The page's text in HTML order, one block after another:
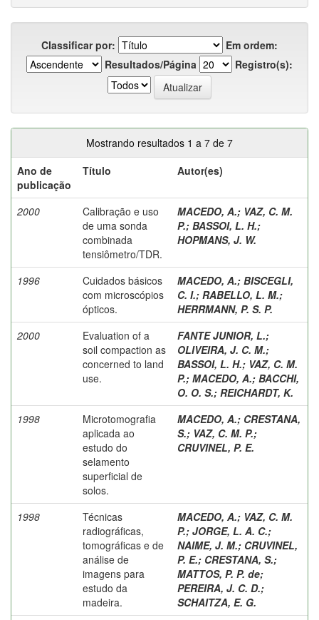
Classificar por:
Em ordem:
Resultados/Página
Registro(s):
Mostrando resultados 1 a 7 de 7
Ano de
publicação
Título Autor(es)
2000
Calibração e uso
de uma sonda
combinada
tensiômetro/TDR.
MACEDO, A.; VAZ, C. M.
P.; BASSOI, L. H.;
HOPMANS, J. W.
1996
Cuidados básicos
com microscópios
ópticos.
MACEDO, A.; BISCEGLI,
C. I.; RABELLO, L. M.;
HERRMANN, P. S. P.
2000
Evaluation of a
soil compaction as
concerned to land
use.
FANTE JUNIOR, L.;
OLIVEIRA, J. C. M.;
BASSOI, L. H.; VAZ, C. M.
P.; MACEDO, A.; BACCHI,
O. O. S.; REICHARDT, K.
1998
Microtomografia
aplicada ao
estudo do
selamento
superficial de
solos.
MACEDO, A.; CRESTANA,
S.; VAZ, C. M. P.;
CRUVINEL, P. E.
1998
Técnicas
radiográficas,
tomográficas e de
análise de
imagens para
estudo da
madeira.
MACEDO, A.; VAZ, C. M.
P.; JORGE, L. A. C.;
NAIME, J. M.; CRUVINEL,
P. E.; CRESTANA, S.;
MATTOS, P. P. de;
PEREIRA, J. C. D.;
SCHAITZA, E. G.